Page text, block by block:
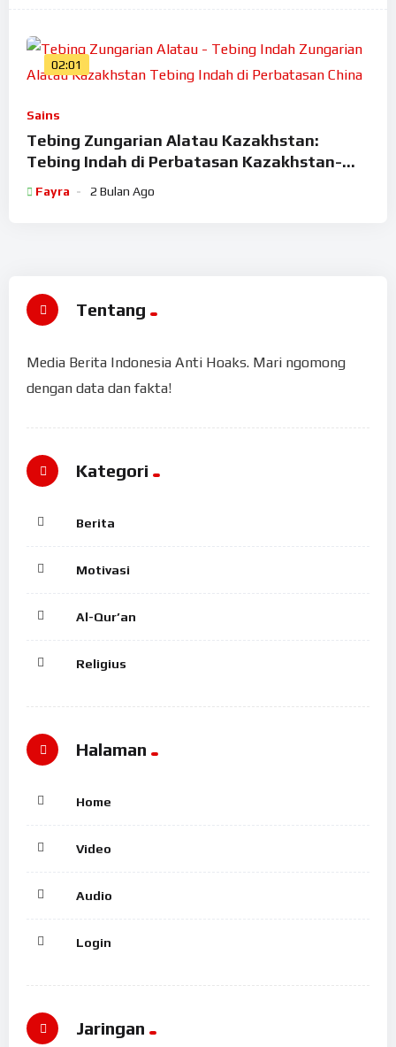
02:01
Sains
Tebing Zungarian Alatau Kazakhstan:
Tebing Indah di Perbatasan Kazakhstan-
China
Fayra 2 Bulan Ago
Tentang
Media Berita Indonesia Anti Hoaks. Mari ngomong
dengan data dan fakta!
Kategori
Berita
Motivasi
Al-Qur’an
Religius
Halaman
Home
Video
Audio
Login
Jaringan